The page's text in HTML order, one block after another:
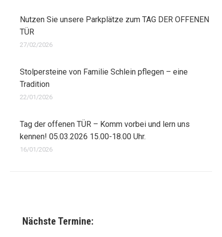
Nutzen Sie unsere Parkplätze zum TAG DER OFFENEN
TÜR
27/02/2026
Stolpersteine von Familie Schlein pflegen – eine
Tradition
22/01/2026
Tag der offenen TÜR – Komm vorbei und lern uns
kennen! 05.03.2026 15.00-18.00 Uhr.
16/01/2026
Nächste Termine: